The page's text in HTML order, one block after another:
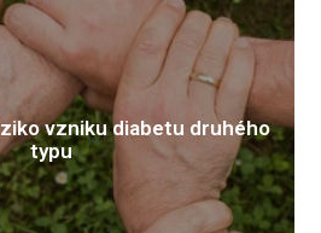
vzniku diabetu druhého
typu